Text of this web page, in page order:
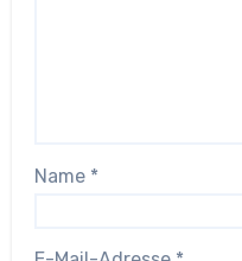
Name *